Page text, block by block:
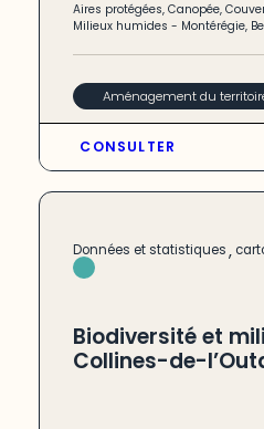
Aires protégées,Canopée,
Milieux humides - Montérégie,
Aménagement du
CONSULTER
Données et statistiques,
Biodiversité et
Collines-de-